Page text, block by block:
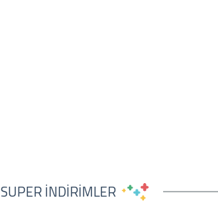
SUPER İNDİRİMLER